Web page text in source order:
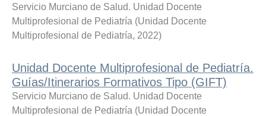
Servicio Murciano de Salud. Unidad Docente
Multiprofesional de Pediatría (Unidad Docente
Multiprofesional de Pediatría, 2022)
Unidad Docente Multiprofesional de Pediatría.
Guías/Itinerarios Formativos Tipo (GIFT)
Servicio Murciano de Salud. Unidad Docente
Multiprofesional de Pediatría (Unidad Docente